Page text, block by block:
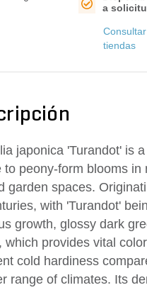
a
tiendas
japonica 'Turandot' is
to peony-form blooms
garden spaces.
with 'Turandot'
growth, glossy dark
which provides vital
cold hardiness
range of climates. Its